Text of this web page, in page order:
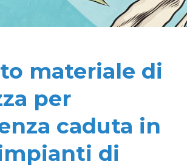
materiale di
per
caduta in
di